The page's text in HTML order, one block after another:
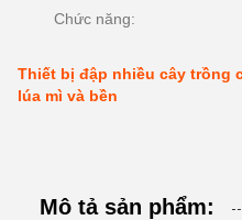
Chức năng:
Thiết bị đập nhiều cây trồng
lúa mì và bền
Mô tả sản phẩm: